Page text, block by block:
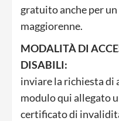
gratuito anche per
maggiorenne.
MODALITÀ DI
DISABILI:
inviare la richiesta di
modulo qui allegato
certificato di